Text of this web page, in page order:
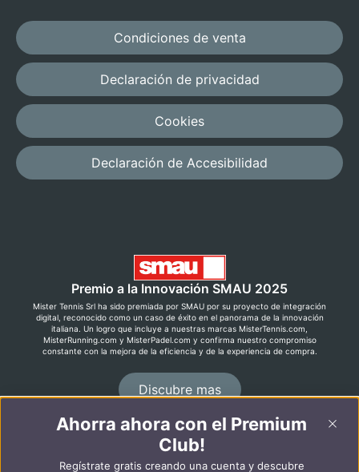
Condiciones de venta
Declaración de privacidad
Cookies
Declaración de Accesibilidad
Premio a la Innovación SMAU 2025
Mister Tennis Srl ha sido premiada por SMAU por su proyecto de integración
digital, reconocido como un caso de éxito en el panorama de la innovación
italiana. Un logro que incluye a nuestras marcas MisterTennis.com,
MisterRunning.com y MisterPadel.com y confirma nuestro compromiso
constante con la mejora de la eficiencia y de la experiencia de compra.
Discubre mas
©2026 MisterRunning.com
Ahorra ahora con el Premium
Club!
Regístrate gratis creando una cuenta y descubre